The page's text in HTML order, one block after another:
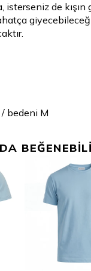
isterseniz de kışın
bedeni M